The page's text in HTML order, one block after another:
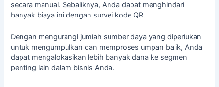
secara manual. Sebaliknya, Anda dapat menghindari
banyak biaya ini dengan survei kode QR.
Dengan mengurangi jumlah sumber daya yang diperlukan
untuk mengumpulkan dan memproses umpan balik, Anda
dapat mengalokasikan lebih banyak dana ke segmen
penting lain dalam bisnis Anda.